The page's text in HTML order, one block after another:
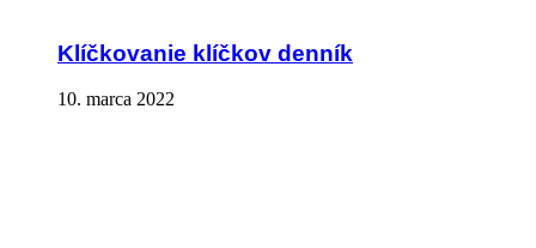
Klíčkovanie klíčkov denník
10. marca 2022